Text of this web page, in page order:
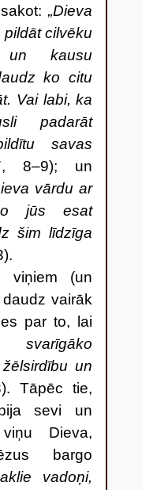
sakot:„Dieva
cilvēku
un kausu
ko citu
Vai labi, ka
padarāt
savas
8–9); un
vārdu ar
jūs esat
šim līdzīga
viņiem (un
vairāk
par to, lai
svarīgāko
un
Tāpēc tie,
sevi un
Dieva,
bargo
vadoņi,